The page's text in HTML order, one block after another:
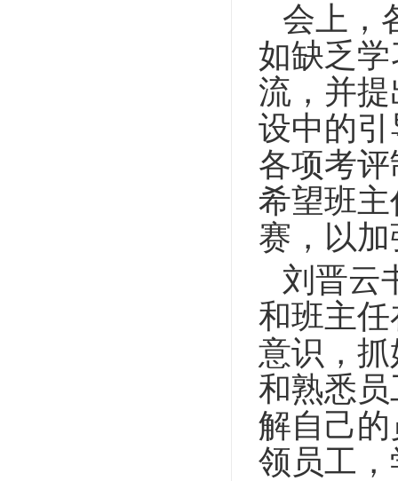
会上，
如缺乏
流 ， 并提
设中的
各项考
希望班
赛，以
刘晋云
和班主
意识， 抓
和熟悉
解自己
领员工